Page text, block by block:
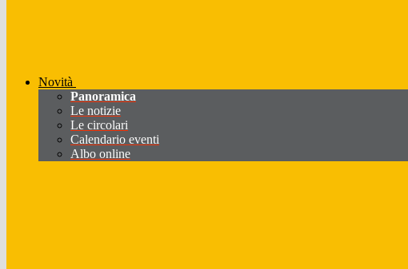
Novità
Panoramica
Le notizie
Le circolari
Calendario eventi
Albo online